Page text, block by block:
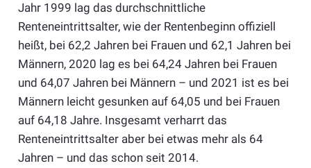
Jahr 1999 lag das durchschnittliche
Renteneintrittsalter, wie der Rentenbeginn offiziell
heißt, bei 62,2 Jahren bei Frauen und 62,1 Jahren bei
Männern, 2020 lag es bei 64,24 Jahren bei Frauen
und 64,07 Jahren bei Männern – und 2021 ist es bei
Männern leicht gesunken auf 64,05 und bei Frauen
auf 64,18 Jahre. Insgesamt verharrt das
Renteneintrittsalter aber bei etwas mehr als 64
Jahren – und das schon seit 2014.